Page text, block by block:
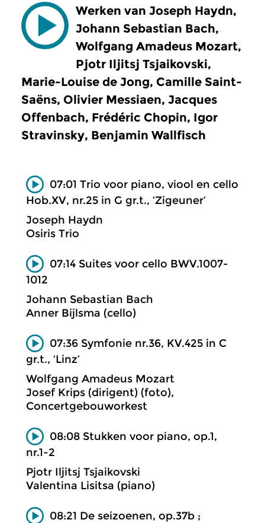
Werken van Joseph Haydn,
Johann Sebastian Bach,
Wolfgang Amadeus Mozart,
Pjotr Iljitsj Tsjaikovski,
Marie-Louise de Jong, Camille Saint-
Saëns, Olivier Messiaen, Jacques
Offenbach, Frédéric Chopin, Igor
Stravinsky, Benjamin Wallfisch
07:01 Trio voor piano, viool en cello
Hob.XV, nr.25 in G gr.t., ‘Zigeuner’
Joseph Haydn
Osiris Trio
07:14 Suites voor cello BWV.1007-
1012
Johann Sebastian Bach
Anner Bijlsma (cello)
07:36 Symfonie nr.36, KV.425 in C
gr.t., ‘Linz’
Wolfgang Amadeus Mozart
Josef Krips (dirigent) (foto),
Concertgebouworkest
08:08 Stukken voor piano, op.1,
nr.1-2
Pjotr Iljitsj Tsjaikovski
Valentina Lisitsa (piano)
08:21 De seizoenen, op.37b ;